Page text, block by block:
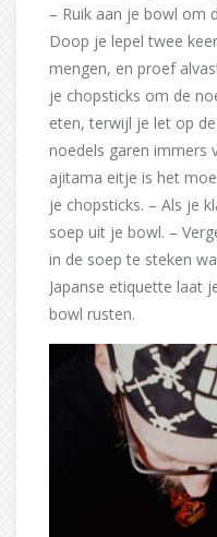
– Ruik aan je bowl om
Doop je lepel twee
mengen, en proef
je chopsticks om de
eten, terwijl je let op
noedels garen immers
ajitama eitje is het
je chopsticks. – Als je
soep uit je bowl. –
in de soep te steken
Japanse etiquette laat
bowl rusten.